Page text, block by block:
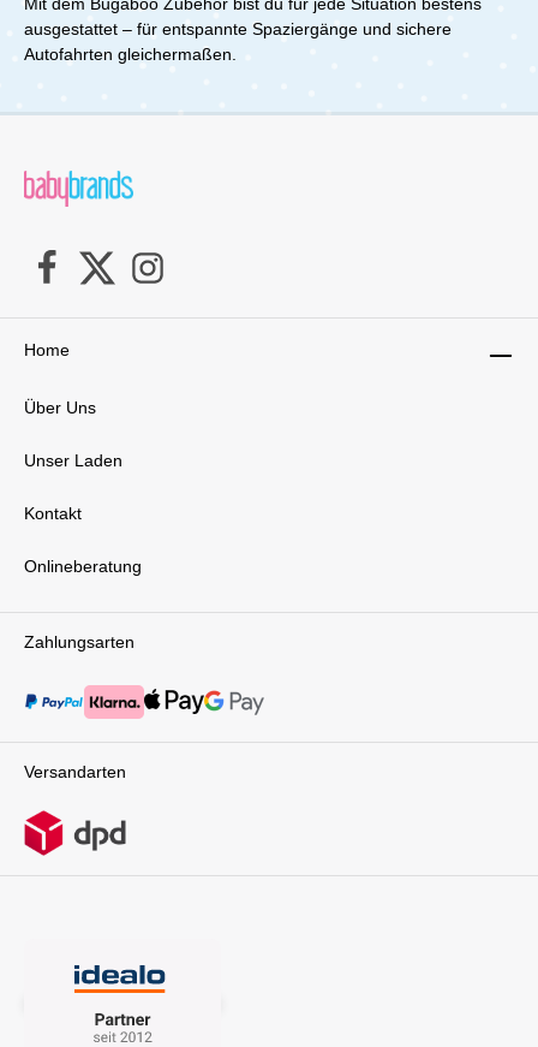
ausgestattet – für entspannte Spaziergänge und sichere
Autofahrten gleichermaßen.
Zahlungsarten
Versandarten
Home
Über Uns
Unser Laden
Kontakt
Onlineberatung